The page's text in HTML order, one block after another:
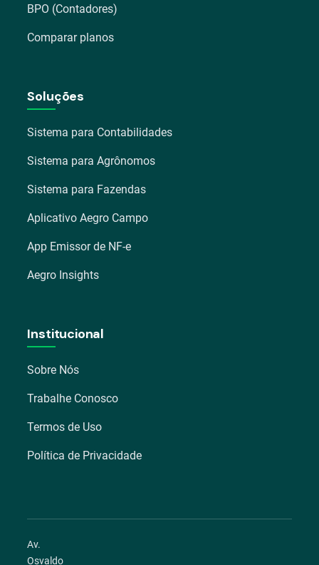
BPO (Contadores)
Comparar planos
Soluções
Sistema para Contabilidades
Sistema para Agrônomos
Sistema para Fazendas
Aplicativo Aegro Campo
App Emissor de NF-e
Aegro Insights
Institucional
Sobre Nós
Trabalhe Conosco
Termos de Uso
Política de Privacidade
Av.
Osvaldo